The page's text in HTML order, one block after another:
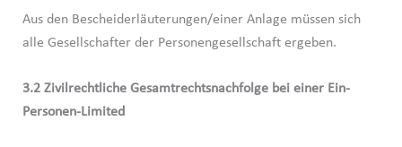
Aus den Bescheiderläuterungen/einer Anlage müssen sich
alle Gesellschafter der Personengesellschaft ergeben.
3.2 Zivilrechtliche Gesamtrechtsnachfolge bei einer Ein-
Personen-Limited